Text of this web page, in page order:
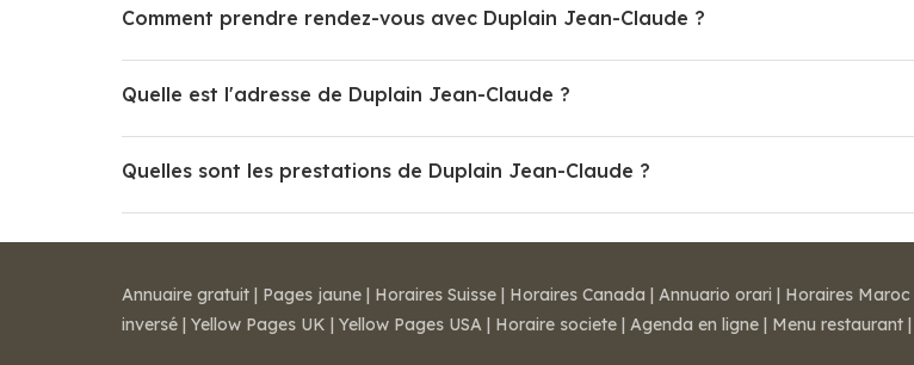
Comment prendre rendez-vous avec Duplain Jean-Claude ?
Quelle est l'adresse de Duplain Jean-Claude ?
Quelles sont les prestations de Duplain Jean-Claude ?
Annuaire gratuit | Pages jaune | Horaires Suisse | Horaires Canada | Annuario orari | Horaires Maroc
inversé | Yellow Pages UK | Yellow Pages USA | Horaire societe | Agenda en ligne | Menu restaurant |